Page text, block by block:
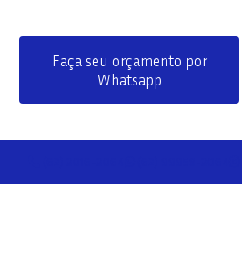
Faça seu orçamento por
Whatsapp